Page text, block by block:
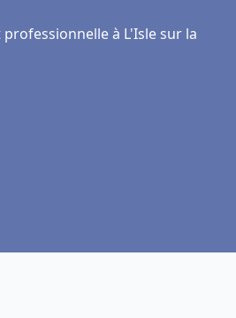
à L'Isle sur la